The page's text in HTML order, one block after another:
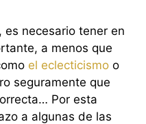
, es necesario tener en
a menos que
el eclecticismo o
seguramente que
Por esta
a algunas de las